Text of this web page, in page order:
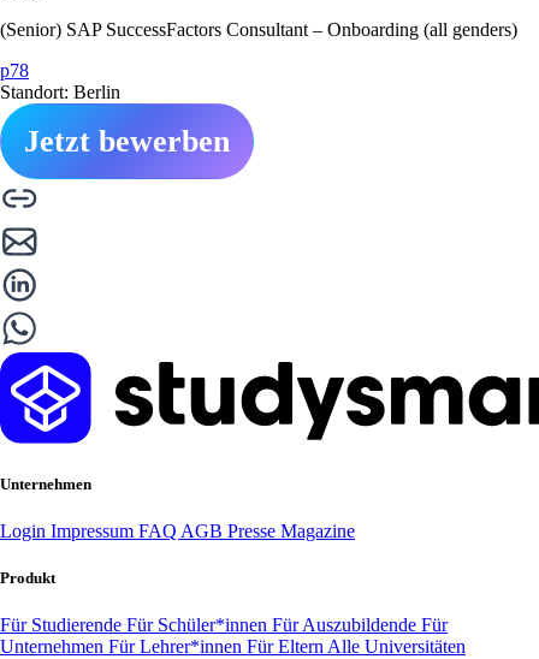
(Senior) SAP SuccessFactors Consultant – Onboarding (all genders)
p78
Standort: Berlin
Jetzt bewerben
Unternehmen
Login Impressum FAQ AGB Presse Magazine
Produkt
Für Studierende Für Schüler*innen Für Auszubildende Für
Unternehmen Für Lehrer*innen Für Eltern Alle Universitäten